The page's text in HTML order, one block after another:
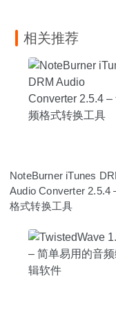
相关推荐
NoteBurner iTunes
Audio Converter 2.5.4
格式转换工具